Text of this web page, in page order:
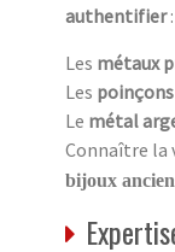
authentifier:
Les métaux
Les poinçons
Le métal
Connaître la
bijoux